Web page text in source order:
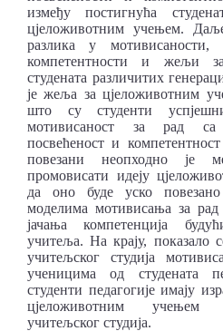
између постигнућа
цјеложивотним учењем.
разлика у мотивисаности,
компетентности и жељи
студената различитих
је жеља за цјеложивотним
што су студенти
мотивисаност за рад
посвећеност и
повезани неопходно је
промовисати идеју
да оно буде уско
моделима мотивисања за
јачања компетенција
учитеља. На крају, показало
учитељског студија
ученицима од студената
студенти педагогије имају
цјеложивотним учењем
учитељског студија.